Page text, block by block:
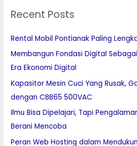
c
f
o
r
:
Recent Posts
Rental Mobil Pontianak Paling
Membangun Fondasi Digital
Era Ekonomi Digital
Kapasitor Mesin Cuci Yang Rusak,
dengan CBB65 500VAC
Ilmu Bisa Dipelajari, Tapi
Berani Mencoba
Peran Web Hosting dalam